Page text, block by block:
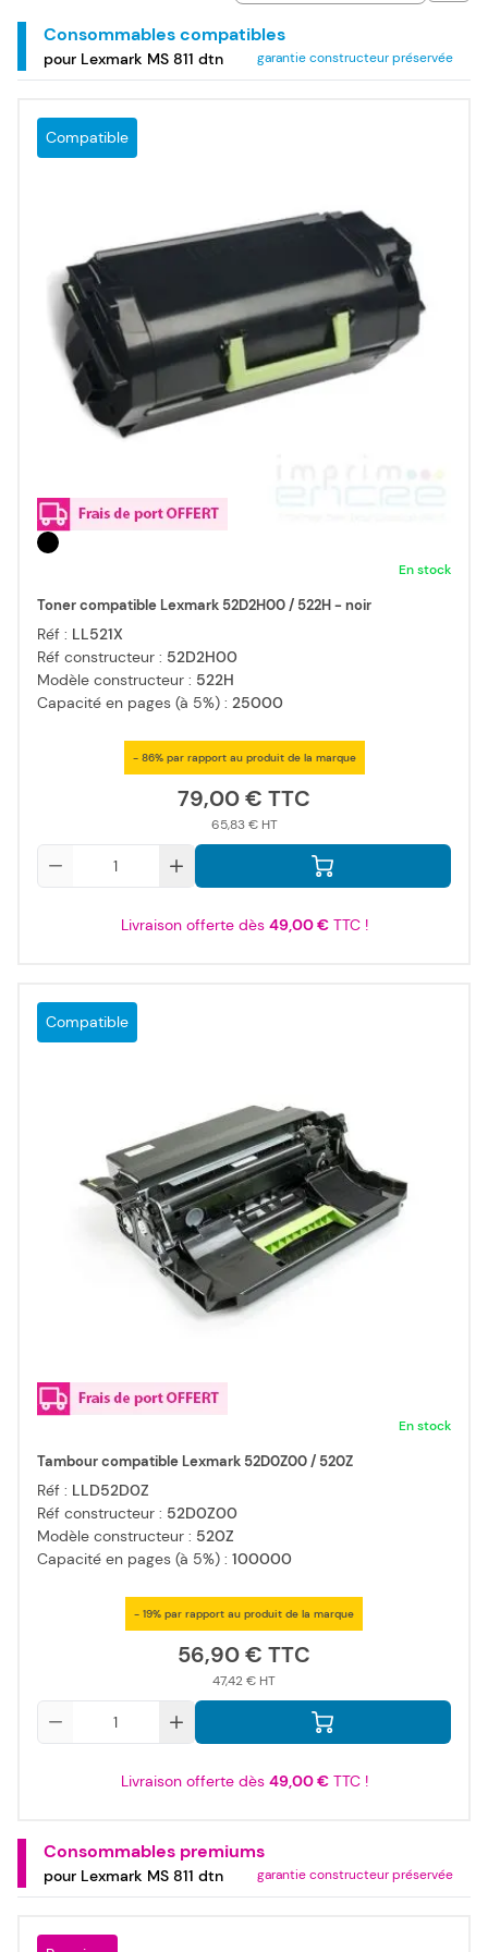
Consommables compatibles
garantie constructeur préservée
pour Lexmark MS 811 dtn
Compatible
En stock
Toner compatible Lexmark 52D2H00 / 522H - noir
Réf : LL521X
Réf constructeur : 52D2H00
Modèle constructeur : 522H
Capacité en pages (à 5%) : 25000
- 86% par rapport au produit de la marque
79,00 €
65,83 €
Livraison offerte dès 49,00 €TTC !
Compatible
En stock
Tambour compatible Lexmark 52D0Z00 / 520Z
Réf : LLD52D0Z
Réf constructeur : 52D0Z00
Modèle constructeur : 520Z
Capacité en pages (à 5%) : 100000
- 19% par rapport au produit de la marque
56,90 €
47,42 €
Livraison offerte dès 49,00 €TTC !
Consommables premiums
garantie constructeur préservée
pour Lexmark MS 811 dtn